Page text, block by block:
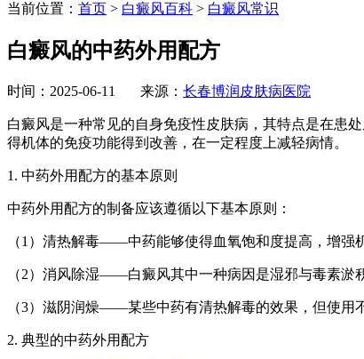
当前位置： 首页 > 白癜风百科 > 白癜风常识
白癜风的中药外用配方
时间：2025-06-11 来源： 长春博润皮肤病医院
白癜风是一种常见的自身免疫性皮肤病，其特点是在患
得机体的免疫功能得到改善，在一定程度上减轻病情。
1. 中药外用配方的基本原则
中药外用配方的制备应该遵循以下基本原则：
（1）清热解毒——中药能够使得血氧饱和度提高，增强
（2）消风除湿——白癜风其中一种病因是湿邪与毒素淤
（3）滋阴润燥——某些中药有清热解毒的效果，但使用
2. 典型的中药外用配方